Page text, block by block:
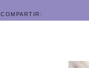
COMPARTIR: